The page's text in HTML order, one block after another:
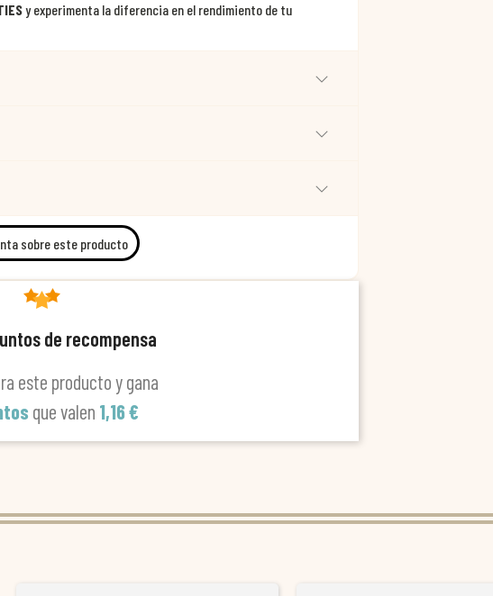
y experimenta la diferencia en el rendimiento de tu
sobre este producto
de recompensa
este producto y gana
que valen 1,16 €